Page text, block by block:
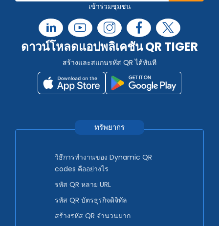
เข้าร่วมชุมชน
ดาวน์โหลดแอปพลิเคชัน QR TIGER
สร้างและสแกนรหัส QR ได้ทันที
ทรัพยากร
วิธีการทำงานของ Dynamic QR
codes คืออย่างไร
รหัส QR หลาย URL
รหัส QR บัตรธุรกิจดิจิทัล
สร้างรหัส QR จำนวนมาก